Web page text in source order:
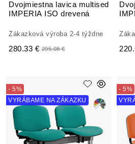
Dvojmiestna lavica multised
IMPERIA ISO drevená
Zákazková výroba 2-4 týždne
280.33 € 295.08 €
- 5%
VYRÁBAME NA ZÁKAZKU
- 5%